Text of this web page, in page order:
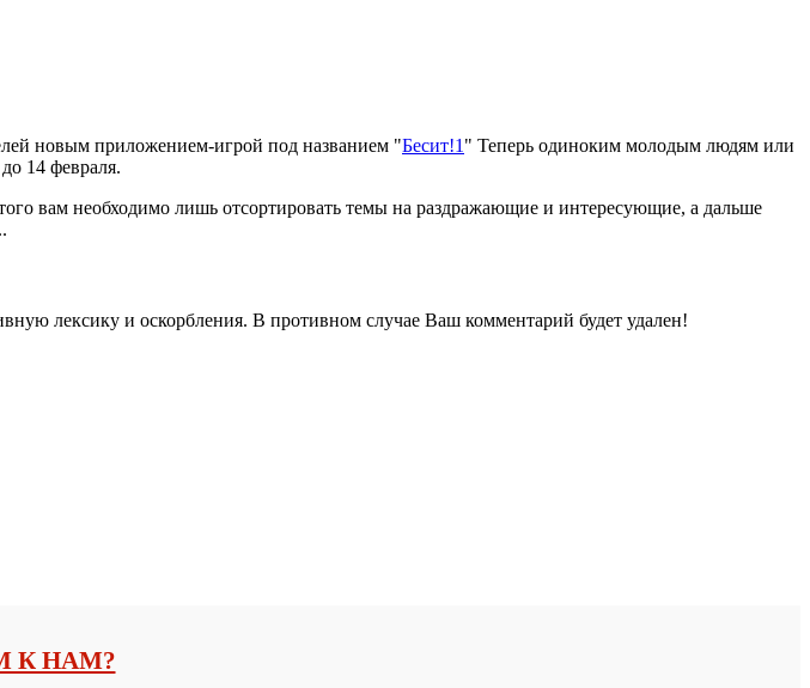
новым приложением-игрой под названием "Бесит!1 " Теперь одиноким молодым людям или
14 февраля.
вам необходимо лишь отсортировать темы на раздражающие и интересующие, а дальше
лексику и оскорбления. В противном случае Ваш комментарий будет удален!
К НАМ?